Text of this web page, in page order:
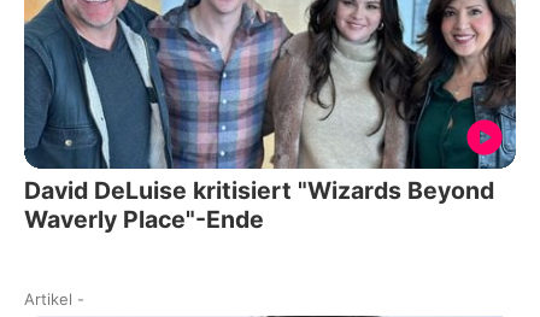
David DeLuise kritisiert "Wizards Beyond
Waverly Place"-Ende
Artikel -